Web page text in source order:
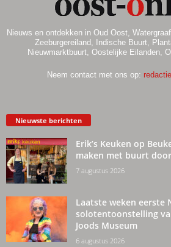
Nieuws en ontdekken in Oud Oost,
Zeeburgereiland, Indische Buurt,
Nieuwmarktbuurt, Oostelijke Eilanden,
Neem contact met ons op:
Nieuwste berichten
Erik’s Keuken op
maken met buurt
7 augustus 2026
Laatste weken eerste
solotentoonstelling
Joods Museum
6 augustus 2026